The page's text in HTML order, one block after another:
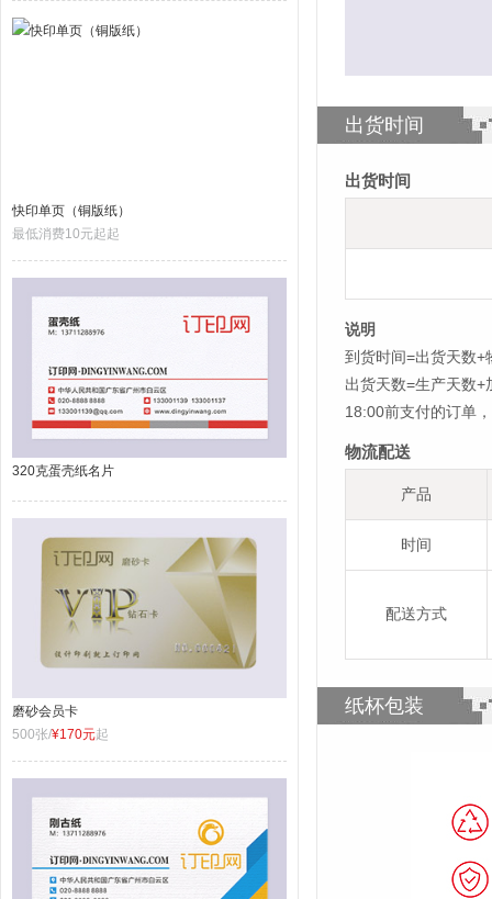
快印单页（铜版纸）
最低消费10元起起
320克蛋壳纸名片
磨砂会员卡
500张/¥170元起
出货时间
出货时间
说明
到货时间=出货天数+
出货天数=生产天数
18:00前支付的订单
物流配送
产品
时间
配送方式
纸杯包装